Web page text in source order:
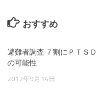
おすすめ
避難者調査 ７割にＰＴＳＤ
の可能性
2012年9月14日